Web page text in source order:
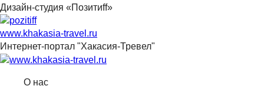
Дизайн-студия «Позитиff»
www.khakasia-travel.ru
Интернет-портал "Хакасия-Тревел"
О нас